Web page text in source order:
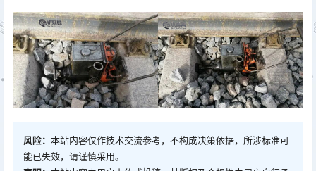
风险： 本站内容仅作技术交流参考，不构成决策依据，所涉标准可
能已失效，请谨慎采用。